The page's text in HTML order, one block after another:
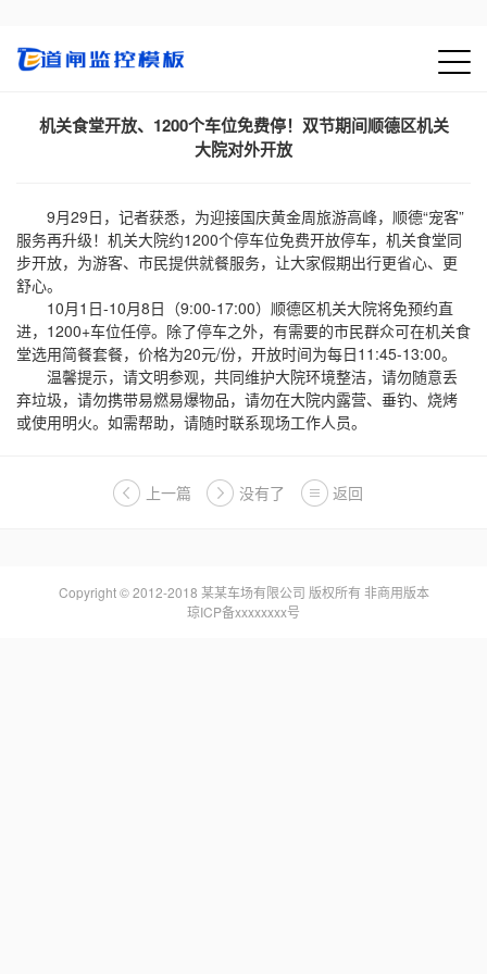
机关食堂开放、1200个车位免费停！双节期间顺德区机关
大院对外开放
9月29日，记者获悉，为迎接国庆黄金周旅游高峰，顺德“宠客”
服务再升级！机关大院约1200个停车位免费开放停车，机关食堂同
步开放，为游客、市民提供就餐服务，让大家假期出行更省心、更
舒心。
10月1日-10月8日（9:00-17:00）顺德区机关大院将免预约直
进，1200+车位任停。除了停车之外，有需要的市民群众可在机关食
堂选用简餐套餐，价格为20元/份，开放时间为每日11:45-13:00。
温馨提示，请文明参观，共同维护大院环境整洁，请勿随意丢
弃垃圾，请勿携带易燃易爆物品，请勿在大院内露营、垂钓、烧烤
或使用明火。如需帮助，请随时联系现场工作人员。
上一篇 没有了 返回
Copyright © 2012-2018 某某车场有限公司 版权所有 非商用版本
琼ICP备xxxxxxxx号